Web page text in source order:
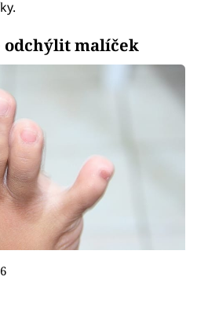
odchýlit malíček